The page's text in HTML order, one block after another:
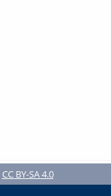
CC BY-SA 4.0